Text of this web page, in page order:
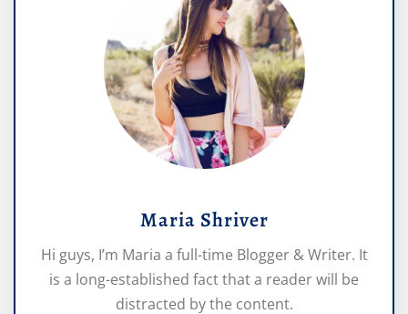
Maria Shriver
Hi guys, I’m Maria a full-time Blogger & Writer. It
is a long-established fact that a reader will be
distracted by the content.